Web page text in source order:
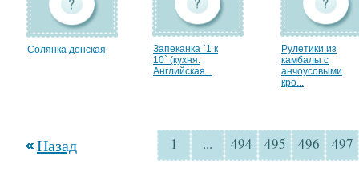
Солянка донская
Запеканка `1 к
10` (кухня:
Английская...
Рулетики из
камбалы с
анчоусовыми
кро...
Назад 1 ... 494 495 496 497